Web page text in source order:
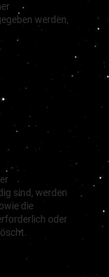
werden,
sind, werden
die
oder